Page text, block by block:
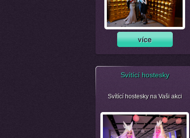
Svítící hostesky
Svítící hostesky na Vaši akci